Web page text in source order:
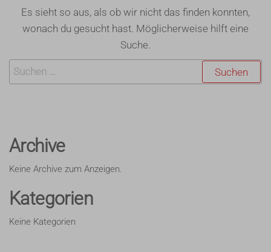
Es sieht so aus, als ob wir nicht das finden konnten,
wonach du gesucht hast. Möglicherweise hilft eine
Suche.
Archive
Keine Archive zum Anzeigen.
Kategorien
Keine Kategorien